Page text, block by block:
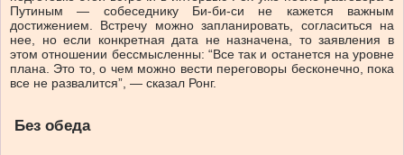
Путиным — собеседнику Би-би-си не кажется важным
достижением. Встречу можно запланировать, согласиться на
нее, но если конкретная дата не назначена, то заявления в
этом отношении бессмысленны: “Все так и останется на уровне
плана. Это то, о чем можно вести переговоры бесконечно, пока
все не развалится”, — сказал Ронг.
Без обеда